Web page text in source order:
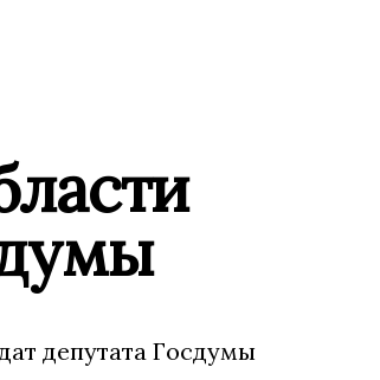
депутата Госдумы